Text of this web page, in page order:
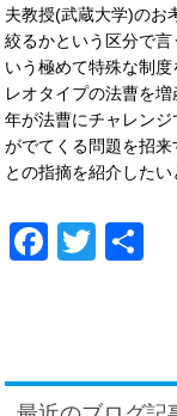
夫教授(武蔵大学)のお
絞るかという区分で
いう極めて特殊な制
レオタイプの法曹を
年が法曹にチャレン
がでてくる問題を招
との指摘を紹介したい